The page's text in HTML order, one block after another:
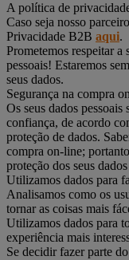
A política de
Caso seja nosso
Privacidade B2B aqui.
Prometemos respeitar a
pessoais! Estaremos
seus dados.
Segurança na compra
Os seus dados pessoais
confiança, de acordo
proteção de dados.
compra on-line;
proteção dos seus
Utilizamos dados para
Analisamos como os
tornar as coisas mais
Utilizamos dados para
experiência mais
Se decidir fazer parte